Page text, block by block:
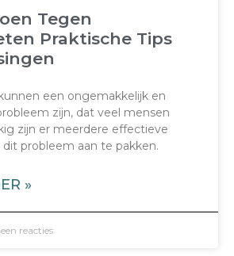
Tegen
Praktische Tips
een ongemakkelijk en
zijn, dat veel mensen
zijn er meerdere effectieve
probleem aan te pakken.
»
reacties